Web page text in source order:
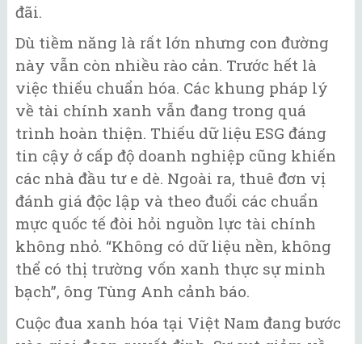
đãi.
Dù tiềm năng là rất lớn nhưng con đường
này vẫn còn nhiều rào cản. Trước hết là
việc thiếu chuẩn hóa. Các khung pháp lý
về tài chính xanh vẫn đang trong quá
trình hoàn thiện. Thiếu dữ liệu ESG đáng
tin cậy ở cấp độ doanh nghiệp cũng khiến
các nhà đầu tư e dè. Ngoài ra, thuê đơn vị
đánh giá độc lập và theo đuổi các chuẩn
mực quốc tế đòi hỏi nguồn lực tài chính
không nhỏ. “Không có dữ liệu nền, không
thể có thị trường vốn xanh thực sự minh
bạch”, ông Tùng Anh cảnh báo.
Cuộc đua xanh hóa tại Việt Nam đang bước